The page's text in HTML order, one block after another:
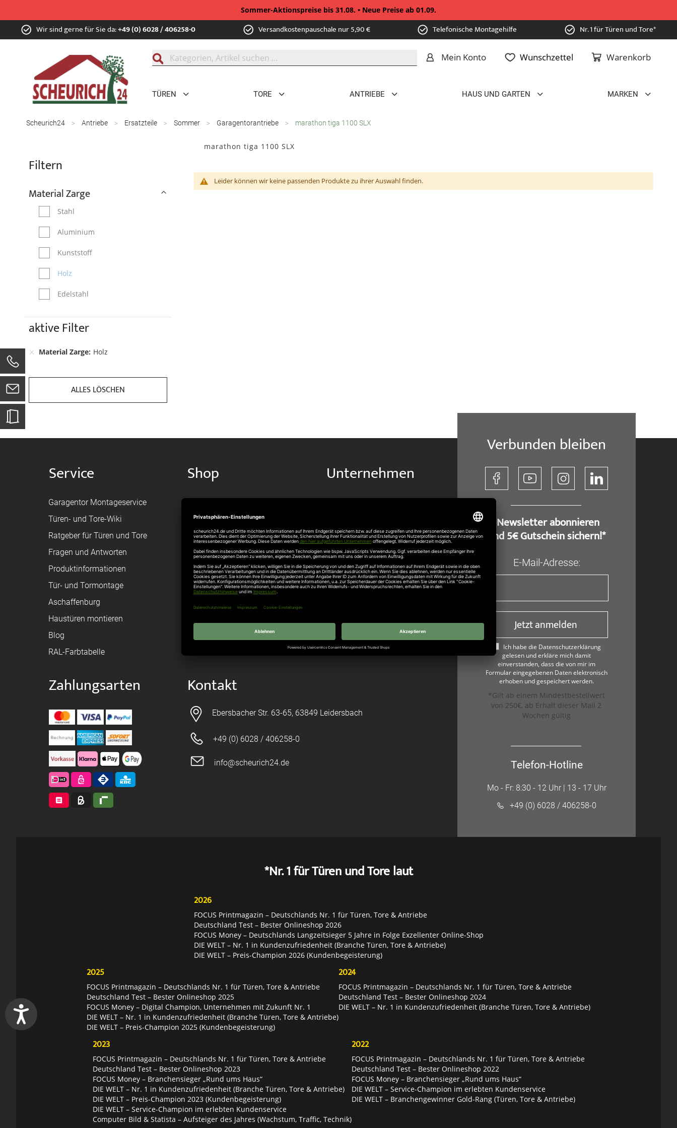
Sommer-Aktionspreise bis 31.08. • Neue Preise ab 01.09.
Zum
Inhalt Wir sind gerne für Sie da:+49 (0) 6028 / 406258-0 Versandkostenpauschale nur 5,90 € Telefonische Montagehilfe Nr. 1 für Türen und Tore*
Warenkorb
Mein Konto Wunschzettel
TÜREN TORE ANTRIEBE HAUS UND GARTEN MARKEN
Scheurich24 Antriebe Ersatzteile Sommer Garagentorantriebe marathon tiga 1100 SLX
marathon tiga 1100 SLX
Leider können wir keine passenden Produkte zu ihrer Auswahl finden.
aktive Filter
Material Zarge Holz
ALLES LÖSCHEN
Filtern
Material Zarge
Stahl
Aluminium
Kunststoff
Holz
Edelstahl
Service
Garagentor Montageservice
Türen- und Tore-Wiki
Ratgeber für Türen und Tore
Fragen und Antworten
Produktinformationen
Tür- und Tormontage
Aschaffenburg
Haustüren montieren
Blog
RAL-Farbtabelle
Shop
Zahlungsarten
Bestellvorgang
Registrieren
Federanfrage
Toraufmaß
Elektrische Garagentore
Unternehmen
Hersteller
Hörmann Türen
Hörmann Sektionaltor
Zahlungsarten Kontakt
Ebersbacher Str. 63-65, 63849 Leidersbach
+49 (0) 6028 / 406258-0
info@scheurich24.de
Verbunden bleiben
​ Newsletter abonnieren
und 5€ Gutschein sichern!*
E-Mail-Adresse:
Jetzt anmelden
Ich habe die Datenschutzerklärung
gelesen und erkläre mich damit
einverstanden, dass die von mir im
Formular eingegebenen Daten elektronisch
erhoben und gespeichert werden.
*Gilt ab einem Mindestbestellwert
von 250€, ab Erhalt dieser Mail 2
Wochen gültig
Telefon-Hotline
Mo - Fr: 8:30 - 12 Uhr | 13 - 17 Uhr
+49 (0) 6028 / 406258-0
*Nr. 1 für Türen und Tore laut
2026
FOCUS Printmagazin – Deutschlands Nr. 1 für Türen, Tore & Antriebe
Deutschland Test – Bester Onlineshop 2026
FOCUS Money – Deutschlands Langzeitsieger 5 Jahre in Folge Exzellenter Online-Shop
DIE WELT – Nr. 1 in Kundenzufriedenheit (Branche Türen, Tore & Antriebe)
DIE WELT – Preis-Champion 2026 (Kundenbegeisterung)
2025
FOCUS Printmagazin – Deutschlands Nr. 1 für Türen, Tore & Antriebe
Deutschland Test – Bester Onlineshop 2025
FOCUS Money – Digital Champion, Unternehmen mit Zukunft Nr. 1
DIE WELT – Nr. 1 in Kundenzufriedenheit (Branche Türen, Tore & Antriebe)
DIE WELT – Preis-Champion 2025 (Kundenbegeisterung)
2024
FOCUS Printmagazin – Deutschlands Nr. 1 für Türen, Tore & Antriebe
Deutschland Test – Bester Onlineshop 2024
DIE WELT – Nr. 1 in Kundenzufriedenheit (Branche Türen, Tore & Antriebe)
2023
FOCUS Printmagazin – Deutschlands Nr. 1 für Türen, Tore & Antriebe
Deutschland Test – Bester Onlineshop 2023
FOCUS Money – Branchensieger „Rund ums Haus“
DIE WELT – Nr. 1 in Kundenzufriedenheit (Branche Türen, Tore & Antriebe)
DIE WELT – Preis-Champion 2023 (Kundenbegeisterung)
DIE WELT – Service-Champion im erlebten Kundenservice
Computer Bild & Statista – Aufsteiger des Jahres (Wachstum, Traffic, Technik)
2022
FOCUS Printmagazin – Deutschlands Nr. 1 für Türen, Tore & Antriebe
Deutschland Test – Bester Onlineshop 2022
FOCUS Money – Branchensieger „Rund ums Haus“
DIE WELT – Service-Champion im erlebten Kundenservice
DIE WELT – Branchengewinner Gold-Rang (Türen, Tore & Antriebe)